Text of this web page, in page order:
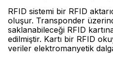
RFID sistemi bir RFID
oluşur. Transponder
saklanabileceği RFID
edilmiştir. Kartı bir RFID
veriler elektromanyetik